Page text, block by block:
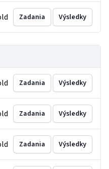
Zadania Výsledky
Zadania Výsledky
Zadania Výsledky
Zadania Výsledky